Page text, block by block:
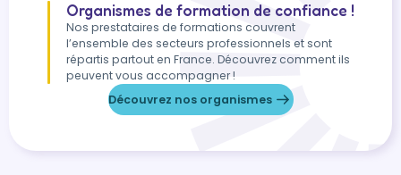
Organismes de formation de confiance !
Nos prestataires de formations couvrent
l’ensemble des secteurs professionnels et sont
répartis partout en France. Découvrez comment ils
peuvent vous accompagner !
Découvrez nos organismes